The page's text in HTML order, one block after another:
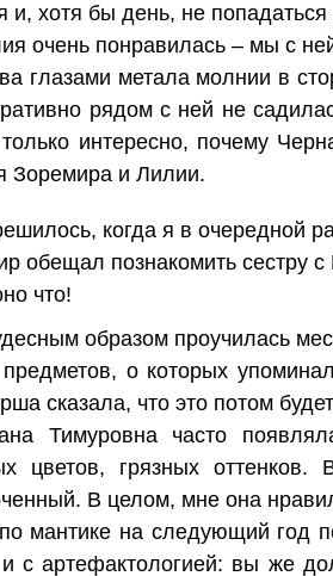
и, хотя бы день, не
очень понравилась – мы с
глазами метала молнии в
рядом с ней не
интересно, почему
Зоремира и Лилии.
когда я в очередной
обещал познакомить сестру
что!
образом проучилась
о которых
сказала, что это потом
Тимуровна часто
цветов, грязных
В целом, мне она
мантике на следующий год
с артефактологией: вы же